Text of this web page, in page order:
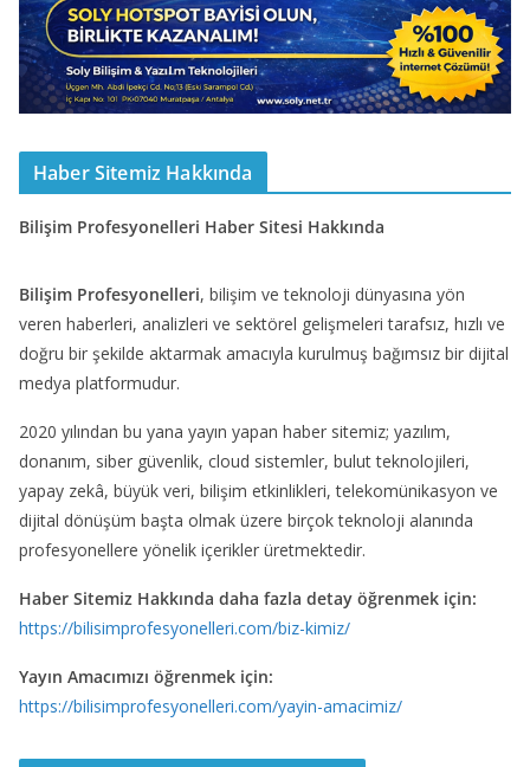
Haber Sitemiz Hakkında
Bilişim Profesyonelleri Haber Sitesi Hakkında
Bilişim Profesyonelleri, bilişim ve teknoloji dünyasına yön
veren haberleri, analizleri ve sektörel gelişmeleri tarafsız, hızlı ve
doğru bir şekilde aktarmak amacıyla kurulmuş bağımsız bir dijital
medya platformudur.
2020 yılından bu yana yayın yapan haber sitemiz; yazılım,
donanım, siber güvenlik, cloud sistemler, bulut teknolojileri,
yapay zekâ, büyük veri, bilişim etkinlikleri, telekomünikasyon ve
dijital dönüşüm başta olmak üzere birçok teknoloji alanında
profesyonellere yönelik içerikler üretmektedir.
Haber Sitemiz Hakkında daha fazla detay öğrenmek için:
https://bilisimprofesyonelleri.com/biz-kimiz/
Yayın Amacımızı öğrenmek için:
https://bilisimprofesyonelleri.com/yayin-amacimiz/